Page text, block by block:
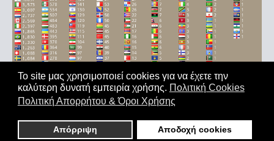
Το site μας χρησιμοποιεί cookies για να έχετε την
καλύτερη δυνατή εμπειρία χρήσης. Πολιτική Cookies
Πολιτική Απορρήτου & Όροι Χρήσης
Απόρριψη Αποδοχή cookies
Αρχική|'Οροι Χρήσης|Επικοινωνία
παντός δικαιώματος